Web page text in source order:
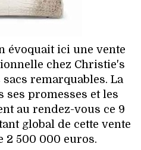
DE RUE
évoquait ici une vente
chez Christie's
remarquables. La
ses promesses et les
au rendez-vous ce 9
global de cette vente
2 500 000 euros.